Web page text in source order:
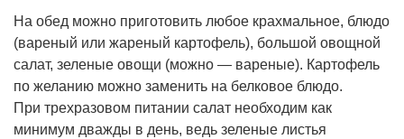
На обед можно приготовить любое крахмальное, блюдо
(вареный или жареный картофель), большой овощной
салат, зеленые овощи (можно — вареные). Картофель
по желанию можно заменить на белковое блюдо.
При трехразовом питании салат необходим как
минимум дважды в день, ведь зеленые листья